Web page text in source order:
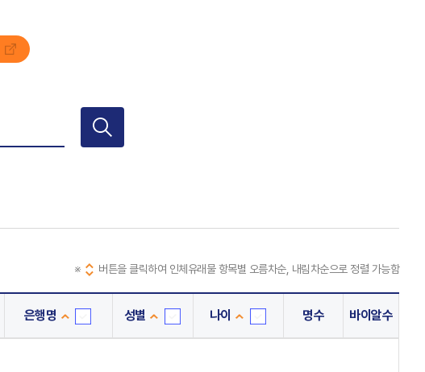
※ 버튼을 클릭하여 인체유래물 항목별 오름차순, 내림차순으로 정렬 가능함
은행명
단
위
성별
성
별
나이
나
이
명수 바이알수